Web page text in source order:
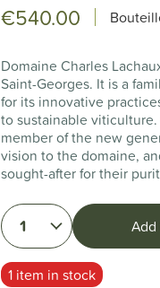
€540.00
Domaine Charles
Saint-Georges. It is a
for its innovative
to sustainable viticulture.
member of the new
vision to the domaine,
sought-after for their
1
1 item in stock